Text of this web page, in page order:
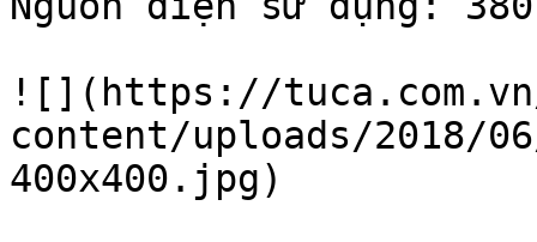
![](https://
content/uploads/2018/
400x400.jpg)